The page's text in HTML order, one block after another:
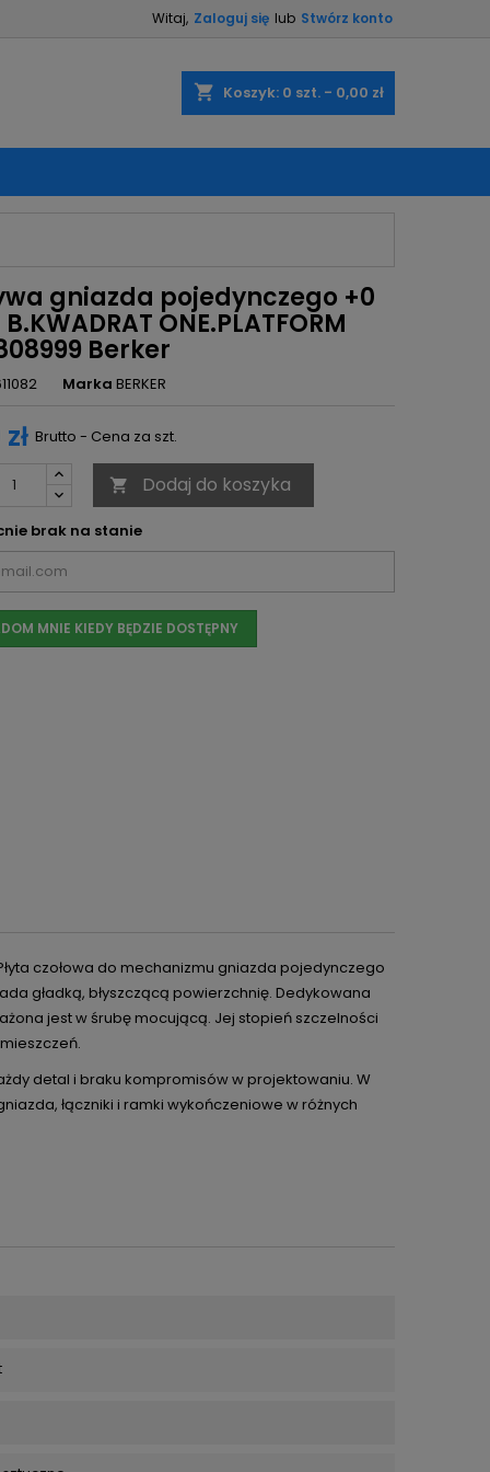
Witaj, Zaloguj się lub Stwórz konto
shopping_cart Koszyk: 0 szt. - 0,00 zł
gniazda pojedynczego +0
ONE.PLATFORM
Berker
Marka BERKER
Brutto - Cena za szt.
 Dodaj do koszyka
brak na stanie
MNIE KIEDY BĘDZIE DOSTĘPNY
Płyta czołowa do mechanizmu gniazda pojedynczego
gładką, błyszczącą powierzchnię. Dedykowana
jest w śrubę mocującą. Jej stopień szczelności
detal i braku kompromisów w projektowaniu. W
łączniki i ramki wykończeniowe w różnych